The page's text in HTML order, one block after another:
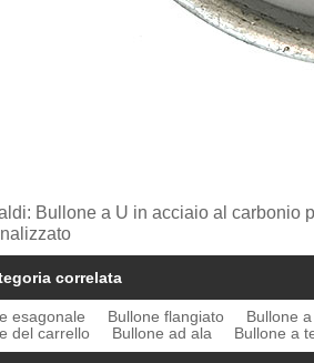
Bullone a U in acciaio al carbonio
correlata
esagonale Bullone flangiato Bullone a
del carrello
Bullone ad ala Bullone a